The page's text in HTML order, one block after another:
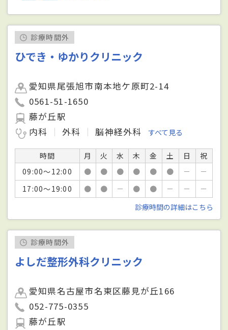
診療時間外
ひでき・ゆかりクリニック
愛知県尾張旭市南本地ケ原町2-14
0561-51-1650
藤が丘駅
内科
外科 脳神経外科 すべて見る
時間 月 火 水 木 金 土 日
祝
09:00～12:00
● ● ● ● ● ● －
－
17:00～19:00
● ● － ● ● － －
－
診療時間の詳細はこちら
診療時間外
よしだ整形外科クリニック
愛知県名古屋市名東区藤見が丘166
052-775-0355
藤が丘駅